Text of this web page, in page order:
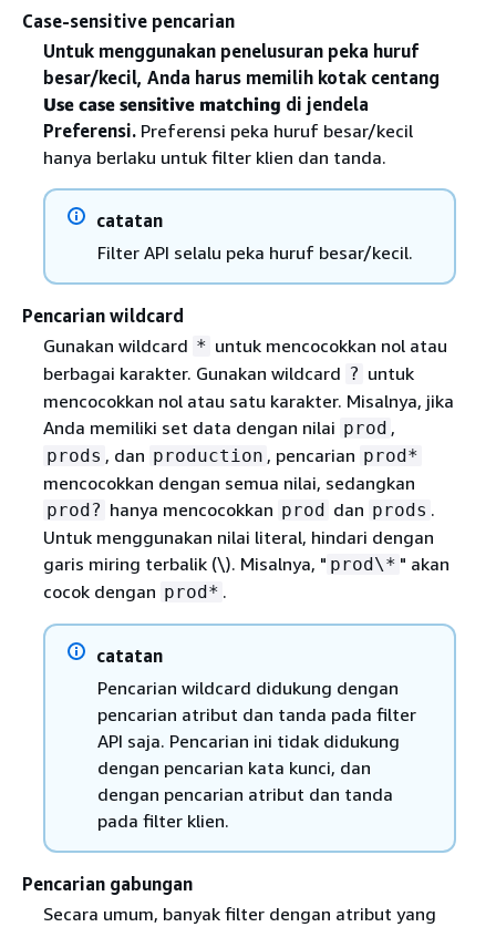
Case-sensitive pencarian
Untuk menggunakan penelusuran peka huruf
besar/kecil, Anda harus memilih kotak centang
Use case sensitive matching di jendela
Preferensi.Preferensi peka huruf besar/kecil
hanya berlaku untuk filter klien dan tanda.
catatan
Filter API selalu peka huruf besar/kecil.
Pencarian wildcard
Gunakan wildcard * untuk mencocokkan nol atau
berbagai karakter. Gunakan wildcard ? untuk
mencocokkan nol atau satu karakter. Misalnya, jika
Anda memiliki set data dengan nilai prod ,
prods , dan production , pencarian prod*
mencocokkan dengan semua nilai, sedangkan
prod? hanya mencocokkan prod dan prods .
Untuk menggunakan nilai literal, hindari dengan
garis miring terbalik (\). Misalnya, " prod\* " akan
cocok dengan prod* .
catatan
Pencarian wildcard didukung dengan
pencarian atribut dan tanda pada filter
API saja. Pencarian ini tidak didukung
dengan pencarian kata kunci, dan
dengan pencarian atribut dan tanda
pada filter klien.
Pencarian gabungan
Secara umum, banyak filter dengan atribut yang